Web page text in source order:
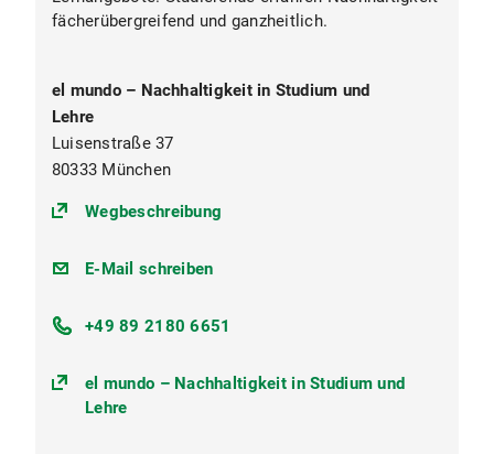
fächerübergreifend und ganzheitlich.
el mundo – Nachhaltigkeit in Studium und
Lehre
Luisenstraße 37
80333 München
Wegbeschreibung
elmundo@lmu.de
E-Mail schreiben
+49 89 2180 6651
el mundo – Nachhaltigkeit in Studium und
Lehre